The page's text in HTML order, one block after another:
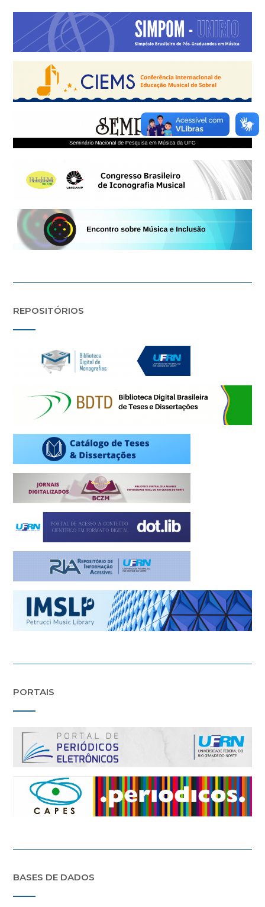
REPOSITÓRIOS
PORTAIS
BASES DE DADOS